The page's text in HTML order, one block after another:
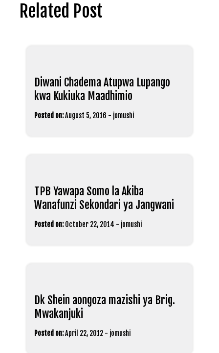
Related Post
Diwani Chadema Atupwa Lupango
kwa Kukiuka Maadhimio
Posted on:August 5, 2016 - jomushi
TPB Yawapa Somo la Akiba
Wanafunzi Sekondari ya Jangwani
Posted on: October 22, 2014 - jomushi
Dk Shein aongoza mazishi ya Brig.
Mwakanjuki
Posted on:April 22, 2012 - jomushi